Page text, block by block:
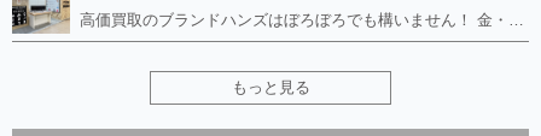
高価買取のブランドハンズはぼろぼろでも構いません！ 金・貴金属、ルイヴィトンやエルメス、シャネルの使ってないものはございませんか？ 他店に断られたものも当店ならお買取り可能です！ ロレックスやフェンディ、グッチも大歓迎！ ブランド品や貴金属、時計、宝石、ダイヤモンドは特に高価買取ですがブランド食器、スマホ、美容機器、銀製品など幅広く取り扱っております。
もっと見る